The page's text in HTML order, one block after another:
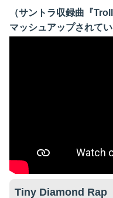
（サントラ収録曲『
マッシュアップされてい
Tiny Diamond Rap